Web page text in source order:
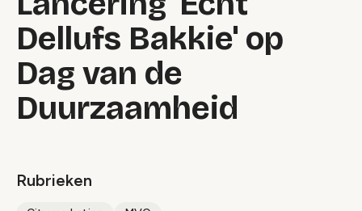
Dellufs Bakkie' op
Dag van de
Duurzaamheid
Rubrieken